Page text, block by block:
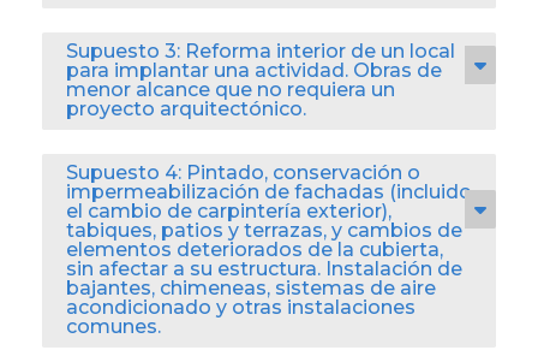
Supuesto 3: Reforma interior de un local
para implantar una actividad. Obras de
menor alcance que no requiera un
proyecto arquitectónico.
Supuesto 4: Pintado, conservación o
impermeabilización de fachadas (incluido
el cambio de carpintería exterior),
tabiques, patios y terrazas, y cambios de
elementos deteriorados de la cubierta,
sin afectar a su estructura. Instalación de
bajantes, chimeneas, sistemas de aire
acondicionado y otras instalaciones
comunes.